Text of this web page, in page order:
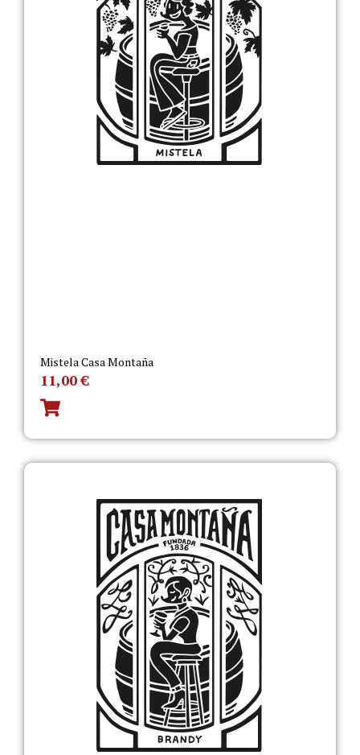
Mistela Casa Montaña
11,00€